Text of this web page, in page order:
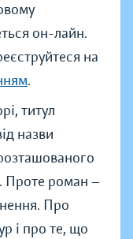
он-лайн.
на
.
титул
назви
Проте роман —
Про
і про те, що